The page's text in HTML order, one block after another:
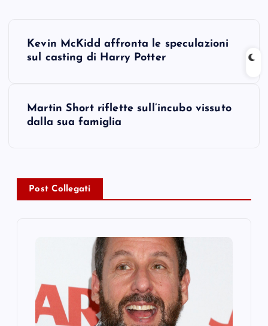
a
v
Kevin McKidd affronta le speculazioni
sul casting di Harry Potter
Martin Short riflette sull’incubo vissuto
dalla sua famiglia
Post Collegati